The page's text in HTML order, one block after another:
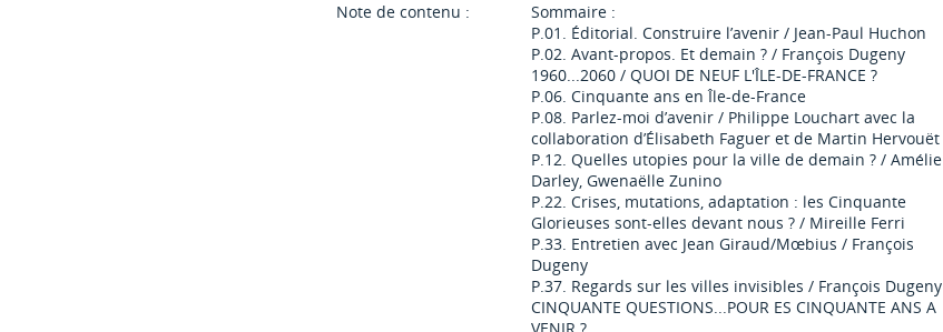
Note de contenu :
Sommaire :
P.01. Éditorial. Construire l’avenir / Jean-Paul Huchon
P.02. Avant-propos. Et demain ? / François Dugeny
1960...2060 / QUOI DE NEUF L'ÎLE-DE-FRANCE ?
P.06. Cinquante ans en Île-de-France
P.08. Parlez-moi d’avenir / Philippe Louchart avec la
collaboration d’Élisabeth Faguer et de Martin Hervouët
P.12. Quelles utopies pour la ville de demain ? / Amélie
Darley, Gwenaëlle Zunino
P.22. Crises, mutations, adaptation : les Cinquante
Glorieuses sont-elles devant nous ? / Mireille Ferri
P.33. Entretien avec Jean Giraud/Mœbius / François
Dugeny
P.37. Regards sur les villes invisibles / François Dugeny
CINQUANTE QUESTIONS...POUR ES CINQUANTE ANS A